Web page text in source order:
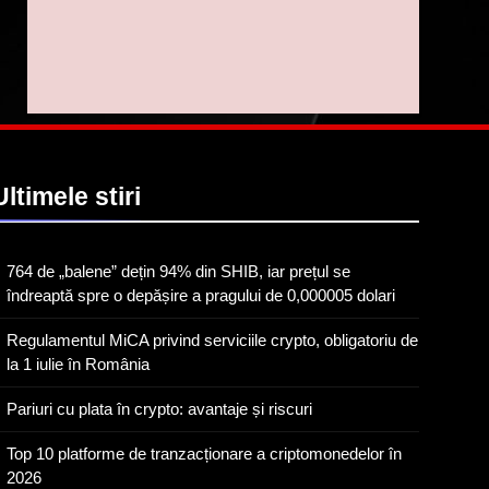
a pragului de 0,000005
obligatoriu de la 1 iulie în
3
Pariuri cu plata în crypto:
avantaje și riscuri
Top 10 platforme de
tranzacționare a
stiri
764 de „balene” dețin 94% din SHIB, iar prețul se
îndreaptă spre o depășire a pragului de 0,000005 dolari
Regulamentul MiCA privind serviciile crypto, obligatoriu de
la 1 iulie în România
Pariuri cu plata în crypto: avantaje și riscuri
Top 10 platforme de tranzacționare a criptomonedelor în
2026